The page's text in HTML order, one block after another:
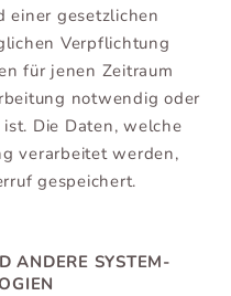
einer gesetzlichen
Verpflichtung
für jenen Zeitraum
notwendig oder
Die Daten, welche
verarbeitet werden,
gespeichert.
ANDERE SYSTEM-